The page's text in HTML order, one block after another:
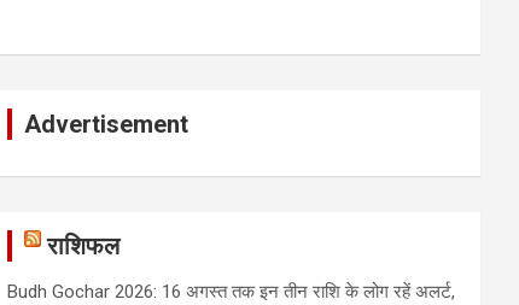
Advertisement
राशिफल
Budh Gochar 2026: 16 अगस्त तक इन तीन राशि के लोग रहें अलर्ट,